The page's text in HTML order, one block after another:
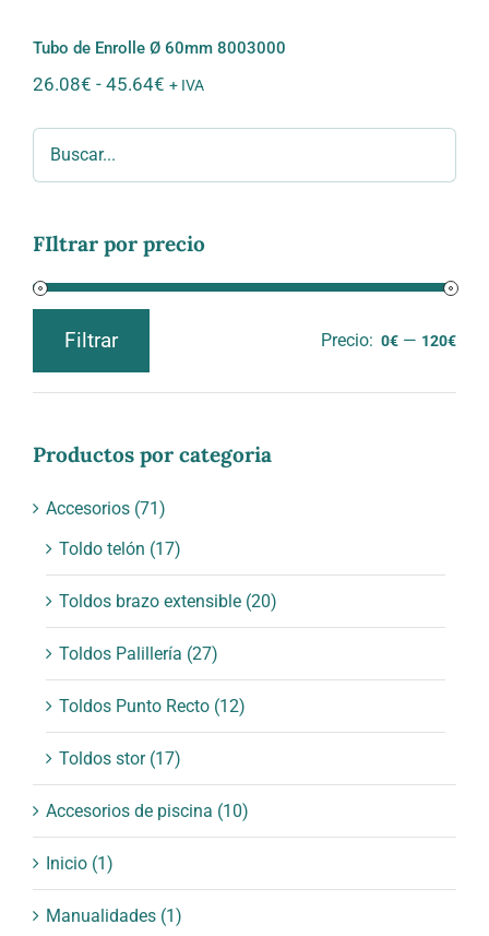
Tubo de Enrolle Ø 60mm 8003000
26.08€ - 45.64€Rango
precios:
+ IVA
FIltrar por precio
Precio
Precio
Filtrar Precio: 0€ — 120€
Productos por categoria
Accesorios (71)
Toldo telón (17)
Toldos brazo extensible (20)
Toldos Palillería (27)
Toldos Punto Recto (12)
Toldos stor (17)
Accesorios de piscina (10)
Inicio (1)
Manualidades (1)